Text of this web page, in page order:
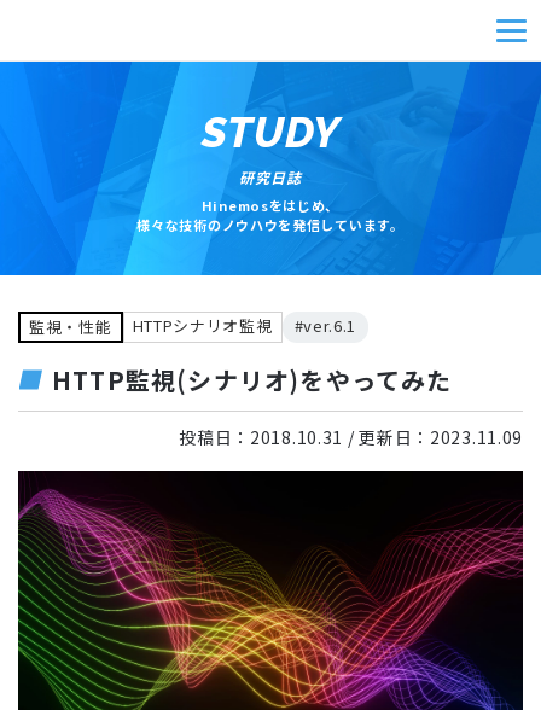
STUDY
研究日誌
Hinemosをはじめ、
様々な技術のノウハウを発信しています。
監視・性能 HTTPシナリオ監視 #ver.6.1
HTTP監視(シナリオ)をやってみた
投稿日： 2018.10.31 / 更新日： 2023.11.09